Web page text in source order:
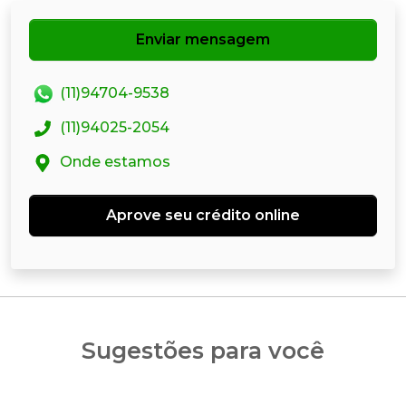
Enviar mensagem
(11)94704-9538
(11)94025-2054
Onde estamos
Aprove seu crédito online
Sugestões para você